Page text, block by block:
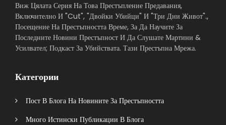
Виж Цялата Серия На Това Престъпление Предавания,
Включително И "Cut", "Двойки Убийци" И "Три Дни Живот".,
Посещение На Престъпността Време, За Да Научите За
Последните Новини Престъпност И Да Слушате Мартини &
Усилвател; Подкаст За Убийствата. Тази Престъпна Мрежа.
Категории
Пост В Блога На Новините За Престъпността
Много Истински Публикации В Блога